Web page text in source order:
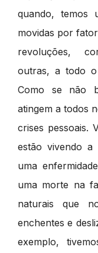
quando, temos
movidas por
revoluções,
outras, a todo o
Como se não
atingem a todos
crises pessoais.
estão vivendo a
uma
uma morte na
naturais que
enchentes e
exemplo,